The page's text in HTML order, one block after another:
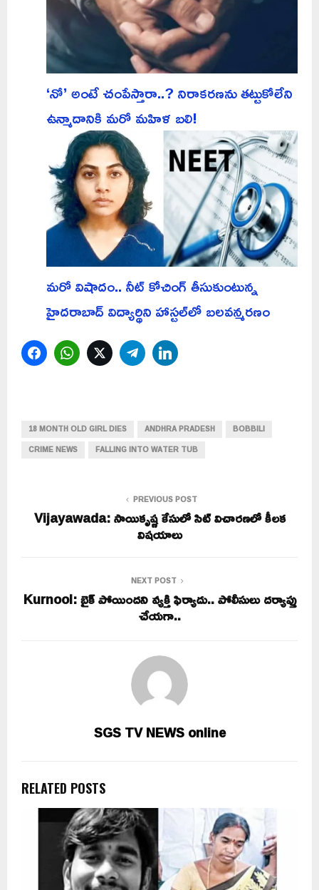
‘నో’ అంటే చంపేస్తారా..? నిరాకరణను తట్టుకోలేని
ఉన్మాదానికి మరో మహిళ బలి!
మరో విషాదం.. నీట్ కోచింగ్ తీసుకుంటున్న
హైదరాబాద్ విద్యార్థిని హాస్టల్‌లో బలవన్మరణం
FacebookWhatsAppTwitterTelegram
18 MONTH OLD GIRL DIES ANDHRA PRADESH
BOBBILI
CRIME NEWS
FALLING INTO WATER TUB
PREVIOUS POST
Vijayawada: సాయికృష్ణ కేసులో సిట్‌ విచారణలో కీలక
విషయాలు
NEXT POST
Kurnool: బైక్ పోయిందని వ్యక్తి ఫిర్యాదు.. పోలీసులు దర్యాప్తు
చేయగా..
SGS TV NEWS online
RELATED POSTS